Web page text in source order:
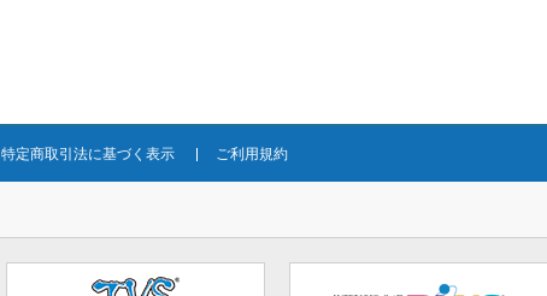
特定商取引法に基づく表示 ご利用規約